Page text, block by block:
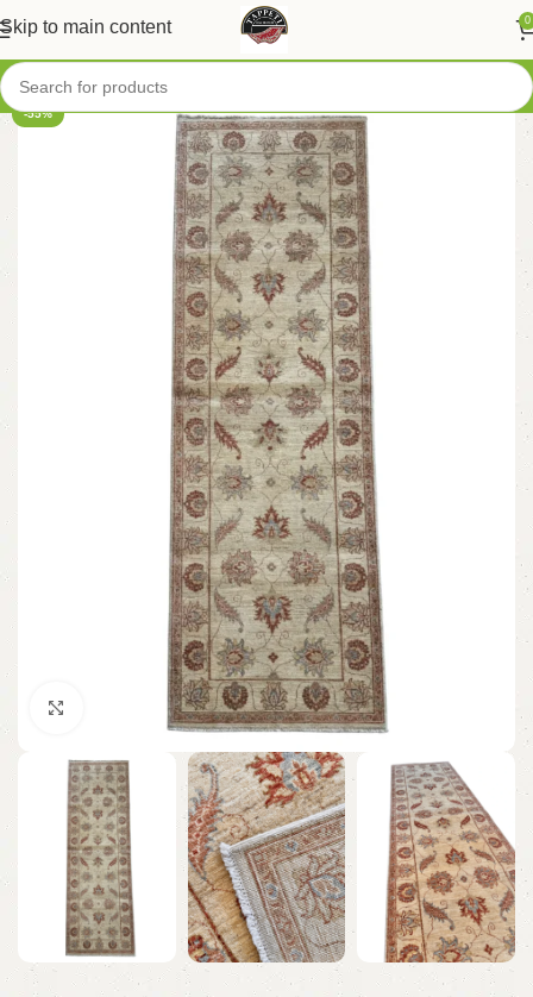
Skip to main content 0
-55%
Click to enlarge